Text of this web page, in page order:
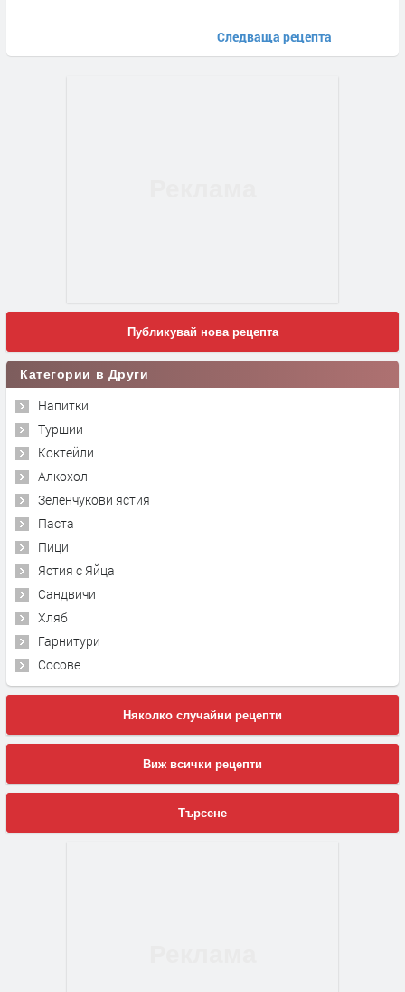
Следваща рецепта
Публикувай нова рецепта
Категории в Други
Напитки
Туршии
Коктейли
Алкохол
Зеленчукови ястия
Паста
Пици
Ястия с Яйца
Сандвичи
Хляб
Гарнитури
Сосове
Няколко случайни рецепти
Виж всички рецепти
Търсене